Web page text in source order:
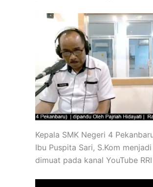
Kepala SMK Negeri 4
Ibu Puspita Sari, S.Kom
dimuat pada kanal YouTube